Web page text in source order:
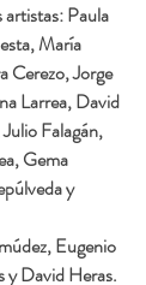
Paula
María
Cerezo, Jorge
Larrea, David
Falagán,
Gema
y
Eugenio
y David Heras.